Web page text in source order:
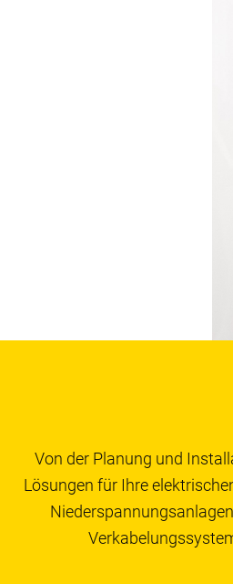
Von der Planung und
Lösungen für Ihre